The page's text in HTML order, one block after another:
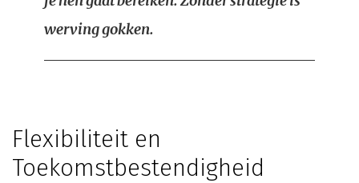
werving gokken.
Flexibiliteit en
Toekomstbestendigheid